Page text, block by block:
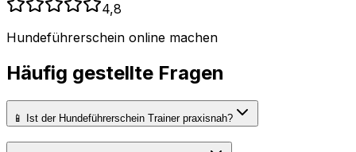
4,8
Hundeführerschein online machen
Häufig gestellte Fragen
📱 Ist der Hundeführerschein Trainer praxisnah?